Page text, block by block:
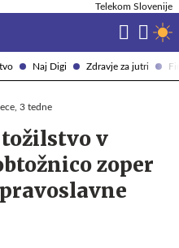
Naj Digi Zdravje za jutri
Telekom Slovenije
3 tedne
v
zoper